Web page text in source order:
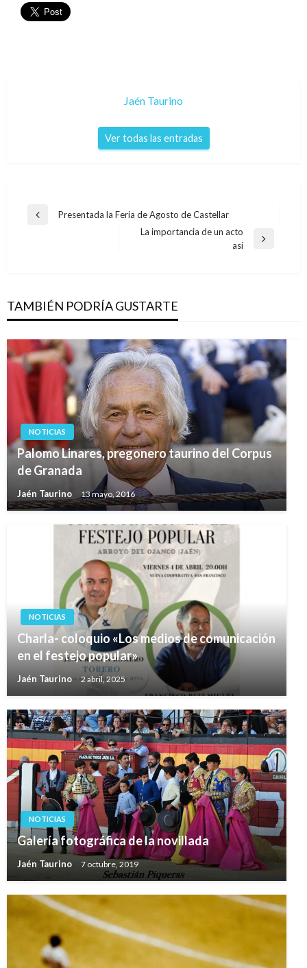
Jaén Taurino
Ver todas las entradas
Navegación
Entrada
Presentada la Feria de Agosto de Castellar
La importancia de un acto
así
TAMBIÉN PODRÍA GUSTARTE
NOTICIAS
Palomo Linares, pregonero taurino del Corpus
de Granada
Jaén Taurino 13 mayo, 2016
NOTICIAS
Charla- coloquio «Los medios de comunicación
en el festejo popular»
Jaén Taurino 2 abril, 2025
NOTICIAS
Galería fotográfica de la novillada
Jaén Taurino 7 octubre, 2019